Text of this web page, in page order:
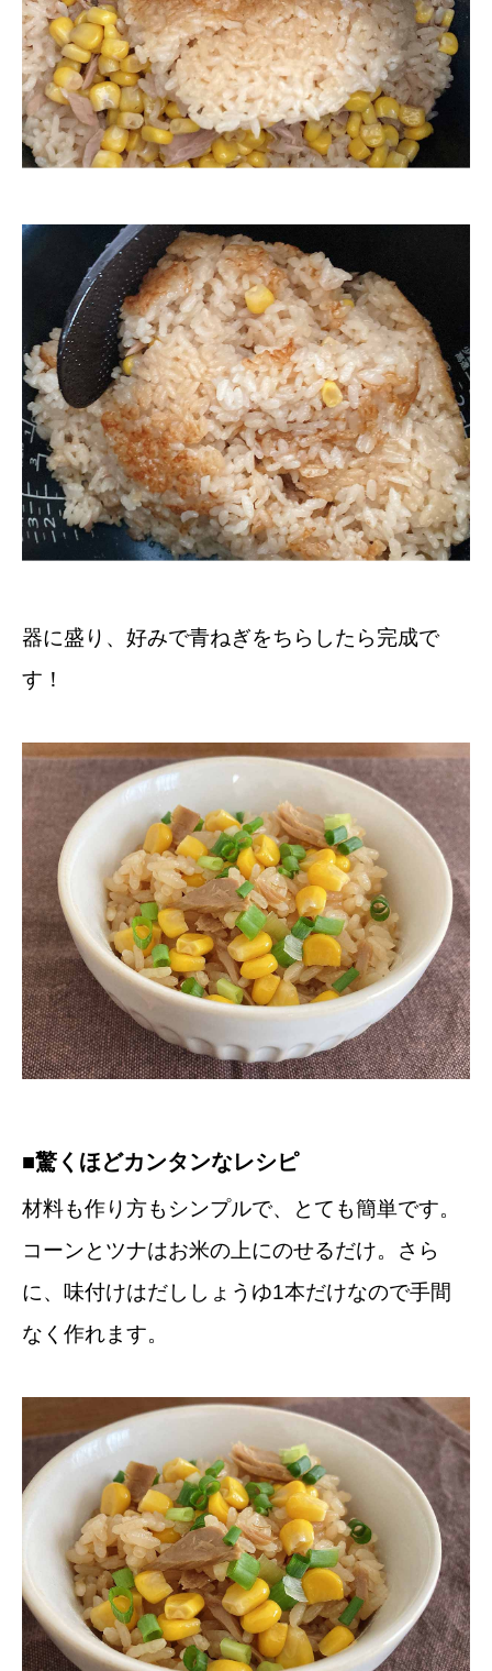
器に盛り、好みで青ねぎをちらしたら完成で
す！
■驚くほどカンタンなレシピ
材料も作り方もシンプルで、とても簡単です。
コーンとツナはお米の上にのせるだけ。さら
に、味付けはだししょうゆ1本だけなので手間
なく作れます。